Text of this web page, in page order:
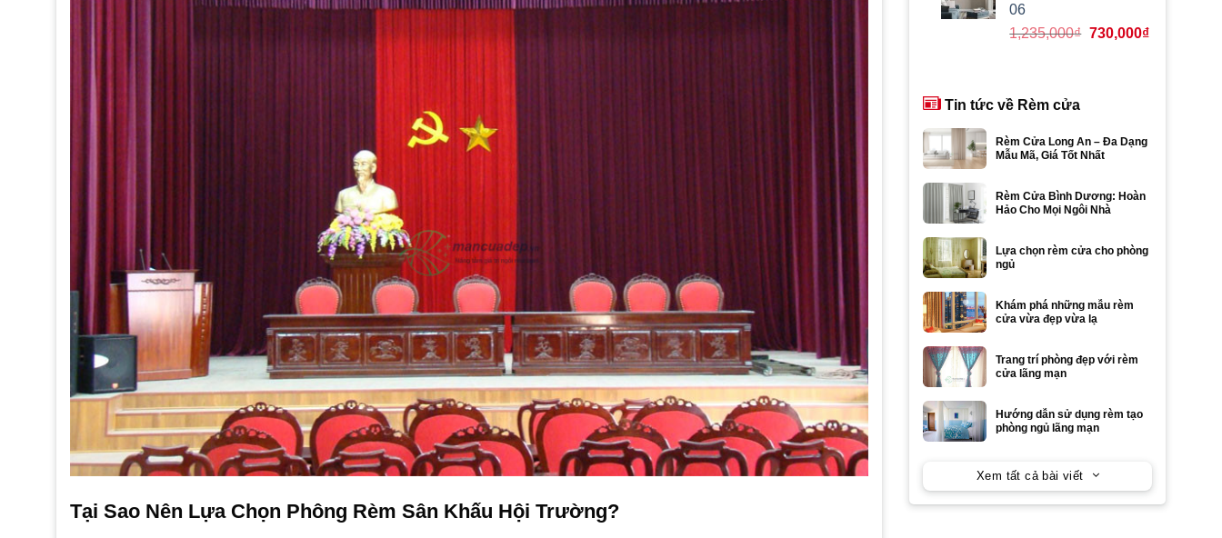
Tại Sao Nên Lựa Chọn Phông Rèm Sân Khấu Hội Trường?
06
1,235,000₫ Giá
730,000₫Giá
Tin tức về Rèm cửa
Rèm Cửa Long An – Đa Dạng
Mẫu Mã, Giá Tốt Nhất
Rèm Cửa Bình Dương: Hoàn
Hảo Cho Mọi Ngôi Nhà
Lựa chọn rèm cửa cho phòng
ngủ
Khám phá những mẫu rèm
cửa vừa đẹp vừa lạ
Trang trí phòng đẹp với rèm
cửa lãng mạn
Hướng dẫn sử dụng rèm tạo
phòng ngủ lãng mạn
Xem tất cả bài viết